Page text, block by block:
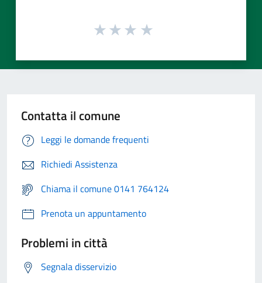
Contatta il comune
Leggi le domande frequenti
Richiedi Assistenza
Chiama il comune 0141 764124
Prenota un appuntamento
Problemi in città
Segnala disservizio